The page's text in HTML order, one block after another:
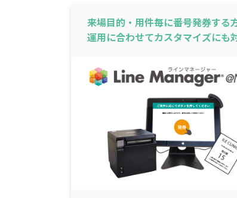
来場目的・用件毎に番号発券する
運用に合わせてカスタマイズにも